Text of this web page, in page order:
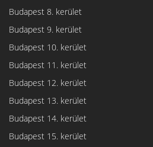
Budapest 8. kerület
Budapest 9. kerület
Budapest 10. kerület
Budapest 11. kerület
Budapest 12. kerület
Budapest 13. kerület
Budapest 14. kerület
Budapest 15. kerület